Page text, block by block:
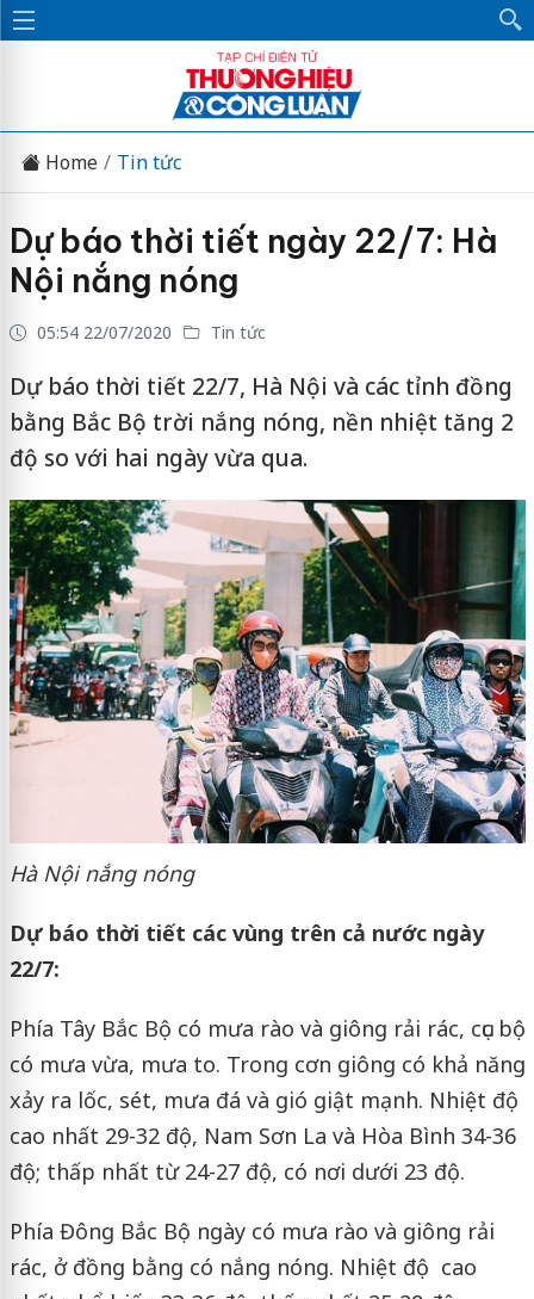
Home Tin tức
Dự báo thời tiết ngày 22/7: Hà
Nội nắng nóng
05:54 22/07/2020 Tin tức
Dự báo thời tiết 22/7, Hà Nội và các tỉnh đồng
bằng Bắc Bộ trời nắng nóng, nền nhiệt tăng 2
độ so với hai ngày vừa qua.
Hà Nội nắng nóng
Dự báo thời tiết các vùng trên cả nước ngày
22/7:
Phía Tây Bắc Bộ có mưa rào và giông rải rác, cục bộ
có mưa vừa, mưa to. Trong cơn giông có khả năng
xảy ra lốc, sét, mưa đá và gió giật mạnh. Nhiệt độ
cao nhất 29-32 độ, Nam Sơn La và Hòa Bình 34-36
độ; thấp nhất từ 24-27 độ, có nơi dưới 23 độ.
Phía Đông Bắc Bộ ngày có mưa rào và giông rải
rác, ở đồng bằng có nắng nóng. Nhiệt độ cao